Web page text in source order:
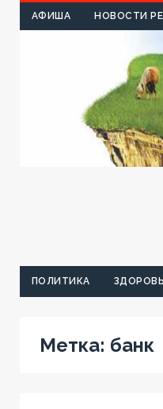
АФИША НОВОСТИ
ПОЛИТИКА
Метка: банк